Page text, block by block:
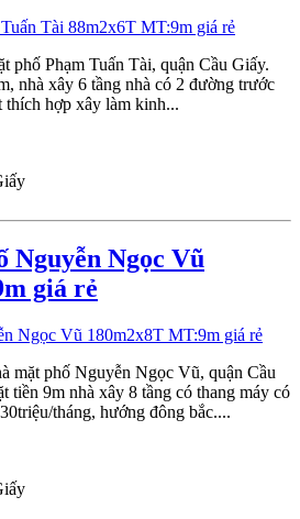
phố Phạm Tuấn Tài, quận Cầu Giấy.
nhà xây 6 tầng nhà có 2 đường trước
hợp xây làm kinh...
Nguyễn Ngọc Vũ
giá rẻ
mặt phố Nguyễn Ngọc Vũ, quận Cầu
tiền 9m nhà xây 8 tầng có thang máy có
tháng, hướng đông bắc....